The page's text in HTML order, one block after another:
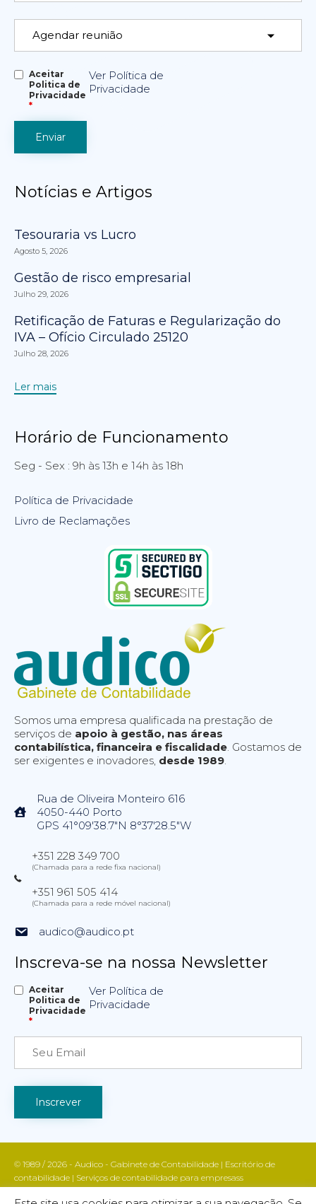
Aceitar
Politica de
Privacidade
*
Ver Política de
Privacidade
Notícias e Artigos
Tesouraria vs Lucro
Agosto 5, 2026
Gestão de risco empresarial
Julho 29, 2026
Retificação de Faturas e Regularização do
IVA – Ofício Circulado 25120
Julho 28, 2026
Ler mais
Horário de Funcionamento
Seg - Sex : 9h às 13h e 14h às 18h
Política de Privacidade
Livro de Reclamações
Somos uma empresa qualificada na prestação de
serviços de apoio à gestão, nas áreas
contabilística, financeira e fiscalidade . Gostamos de
ser exigentes e inovadores, desde 1989
Rua de Oliveira Monteiro 616
4050-440 Porto
GPS 41°09'38.7"N 8°37'28.5"W
+351 228 349 700
(Chamada para a rede fixa nacional)
+351 961 505 414
(Chamada para a rede móvel nacional)
audico@audico.pt
Inscreva-se na nossa Newsletter
Aceitar
Politica de
Privacidade
*
Ver Política de
Privacidade
© 1989 / 2026 - Audico - Gabinete de Contabilidade | Escritório de
contabilidade | Serviços de contabilidade para empresass